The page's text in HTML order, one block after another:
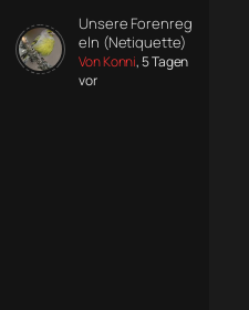
Unsere Forenreg
eln (Netiquette)
Von Konni, 5 Tagen
vor